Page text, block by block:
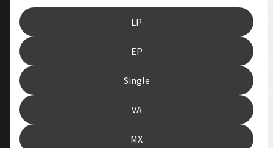
LP
EP
Single
VA
MX